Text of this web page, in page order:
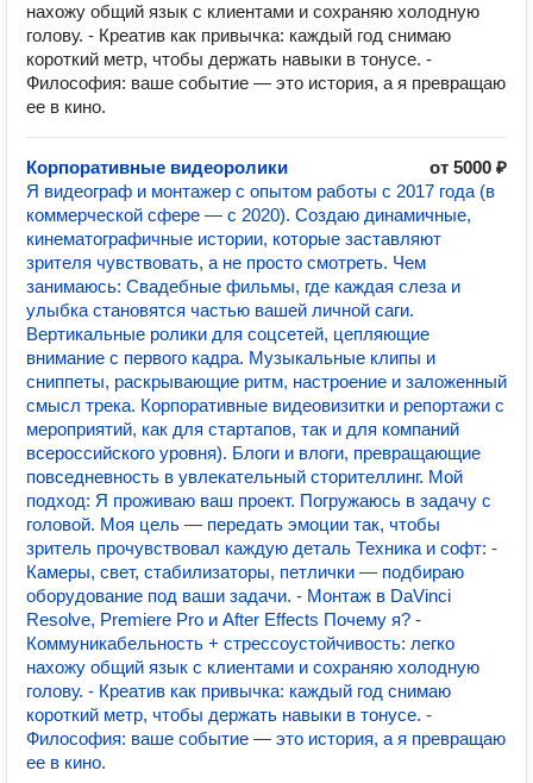
нахожу общий язык с клиентами и сохраняю холодную
голову. - Креатив как привычка: каждый год снимаю
короткий метр, чтобы держать навыки в тонусе. -
Философия: ваше событие — это история, а я превращаю
ее в кино.
Корпоративные видеоролики
от 5000 ₽
Я видеограф и монтажер с опытом работы с 2017 года (в
коммерческой сфере — с 2020). Создаю динамичные,
кинематографичные истории, которые заставляют
зрителя чувствовать, а не просто смотреть. Чем
занимаюсь: Свадебные фильмы, где каждая слеза и
улыбка становятся частью вашей личной саги.
Вертикальные ролики для соцсетей, цепляющие
внимание с первого кадра. Музыкальные клипы и
сниппеты, раскрывающие ритм, настроение и заложенный
смысл трека. Корпоративные видеовизитки и репортажи с
мероприятий, как для стартапов, так и для компаний
всероссийского уровня). Блоги и влоги, превращающие
повседневность в увлекательный сторителлинг. Мой
подход: Я проживаю ваш проект. Погружаюсь в задачу с
головой. Моя цель — передать эмоции так, чтобы
зритель прочувствовал каждую деталь Техника и софт: -
Камеры, свет, стабилизаторы, петлички — подбираю
оборудование под ваши задачи. - Монтаж в DaVinci
Resolve, Premiere Pro и After Effects Почему я? -
Коммуникабельность + стрессоустойчивость: легко
нахожу общий язык с клиентами и сохраняю холодную
голову. - Креатив как привычка: каждый год снимаю
короткий метр, чтобы держать навыки в тонусе. -
Философия: ваше событие — это история, а я превращаю
ее в кино.